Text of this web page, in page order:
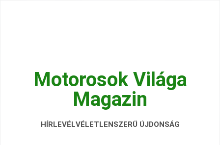
Motorosok Világa
Magazin
Hírek, Tesztek, Élmények Egy Helyen!
HÍRLEVÉLVÉLETLENSZERŰ ÚJDONSÁG